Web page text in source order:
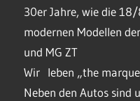
30er Jahre, wie die
modernen Modellen
und MG ZT
Wir leben „the
Neben den Autos sind